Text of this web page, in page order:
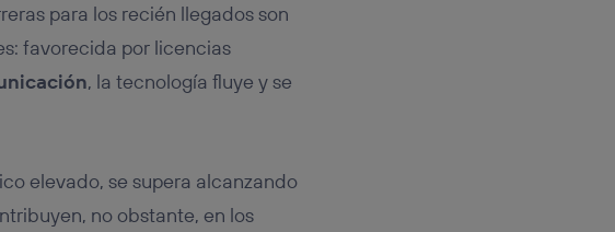
para los recién llegados son
favorecida por licencias
, la tecnología fluye y se
elevado, se supera alcanzando
no obstante, en los